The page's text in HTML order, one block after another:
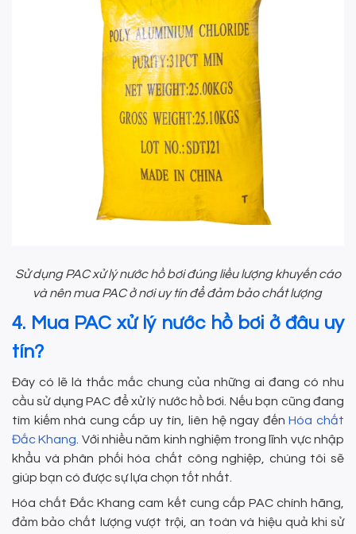
Sử dụng PAC xử lý nước hồ bơi đúng liều lượng khuyến cáo
và nên mua PAC ở nơi uy tín để đảm bảo chất lượng
4. Mua PAC xử lý nước hồ bơi ở đâu uy
tín?
Đây có lẽ là thắc mắc chung của những ai đang có nhu
cầu sử dụng PAC để xử lý nước hồ bơi. Nếu bạn cũng đang
tìm kiếm nhà cung cấp uy tín, liên hệ ngay đếnHóa chất
Đắc Khang . Với nhiều năm kinh nghiệm trong lĩnh vực nhập
khẩu và phân phối hóa chất công nghiệp, chúng tôi sẽ
giúp bạn có được sự lựa chọn tốt nhất.
Hóa chất Đắc Khang cam kết cung cấp PAC chính hãng,
đảm bảo chất lượng vượt trội, an toàn và hiệu quả khi sử